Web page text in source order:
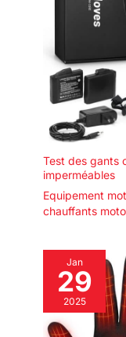
Test des gants
imperméables
Equipement
chauffants moto
Jan
29
2025